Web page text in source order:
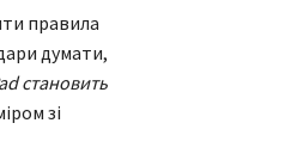
правила
думати,
становить
зі